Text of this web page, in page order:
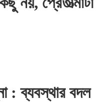
: ব্যবস্থার বদল